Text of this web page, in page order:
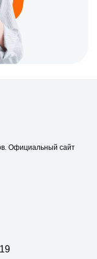
последних
ремонта.
для
Официальный сайт